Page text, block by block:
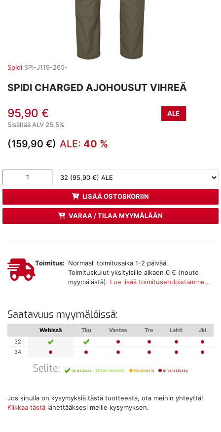
Spidi SPI-J119-265-
SPIDI CHARGED AJOHOUSUT VIHREÄ
95,90 €
ALE
Sisältää ALV 25,5%
(159,90 €) ALE: 40 %
LISÄÄ OSTOSKORIIN
VARAA / TILAA MYYMÄLÄÄN
Toimitus: Normaali toimitusaika 1-2 päivää.
Toimituskulut yksityisille alkaen 0 € (nouto
myymälästä). Lue lisää toimitusehdoistamme...
Saatavuus myymälöissä:
Webissä Tku Vantaa Tre Lahti
Jkl
32
34
Selite: varastossa heti verkosta tilauksesta ei varastossa
Jos sinulla on kysymyksiä tästä tuotteesta, ota meihin yhteyttä!
Klikkaa tästä lähettääksesi meille kysymyksen.